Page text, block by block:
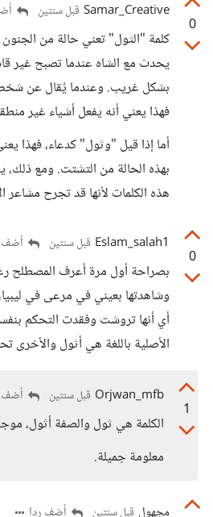
0
Samar_Creative قبل سنتين
كلمة "الثول" تعني حالة من الجنون
يحدث مع الشاه عندما تصبح غير
بشكل غريب. وعندما يُقال عن
فهذا يعني أنه يفعل أشياء غير
أما إذا قيل "وثول" كدعاء، فهذا
بهذه الحالة من التشتت. ومع
هذه الكلمات لأنها قد تجرح مشاعر
0
Eslam_salah1 قبل سنتين أضف
بصراحة أول مرة أعرف المصطلح
وشاهدتها بعيني في مرعى في
أي أنها تروشت وفقدت التحكم
الأصلية باللغة هي أثول والأخرى
1
Orjwan_mfb قبل سنتين أضف
الكلمة هي ثول والصفة أثول،
معلومة جميلة.
قبل سنتين